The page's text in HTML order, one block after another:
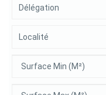
Délégation
Localité